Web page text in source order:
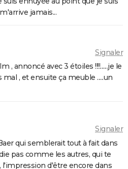
jamais...
Signaler
, annoncé avec 3 étoiles !!!!......je le
, et ensuite ça meuble .....un
Signaler
qui semblerait tout à fait dans
pas comme les autres, qui te
d'être encore dans